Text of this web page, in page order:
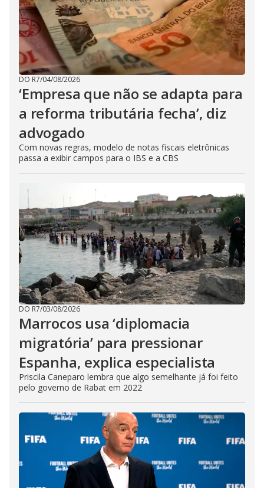
DO R7/04/08/2026
‘Empresa que não se adapta para
a reforma tributária fecha’, diz
advogado
Com novas regras, modelo de notas fiscais eletrônicas
passa a exibir campos para o IBS e a CBS
DO R7/03/08/2026
Marrocos usa ‘diplomacia
migratória’ para pressionar
Espanha, explica especialista
Priscila Caneparo lembra que algo semelhante já foi feito
pelo governo de Rabat em 2022